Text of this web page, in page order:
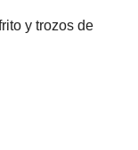
y trozos de